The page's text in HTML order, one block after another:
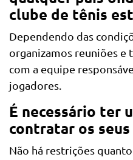
clube de tênis
Dependendo das
organizamos reuniões e
com a equipe
jogadores.
É necessário ter
contratar os seus
Não há restrições